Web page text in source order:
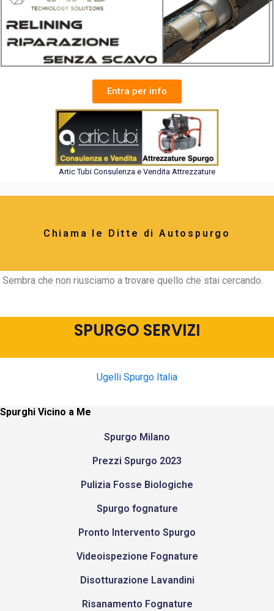
Entra per info
Artic Tubi Consulenza e Vendita Attrezzature
Chiama le Ditte di Autospurgo
Sembra che non riusciamo a trovare quello che stai cercando.
SPURGO SERVIZI
Ugelli Spurgo Italia
Spurghi Vicino a Me
Spurgo Milano
Prezzi Spurgo 2023
Pulizia Fosse Biologiche
Spurgo fognature
Pronto Intervento Spurgo
Videoispezione Fognature
Disotturazione Lavandini
Risanamento Fognature